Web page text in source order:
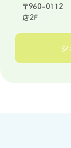
〒960-0112
店2F
シ